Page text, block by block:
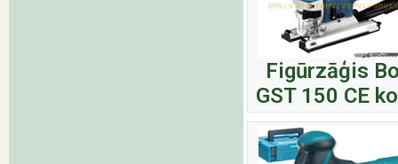
Figūrzāģis
GST 150 CE